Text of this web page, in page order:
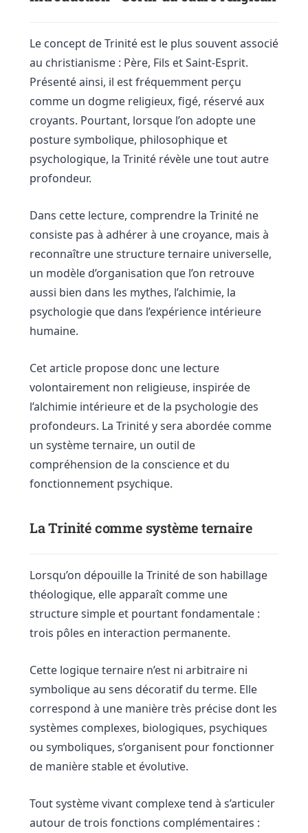
Le concept de Trinité est le plus souvent associé
au christianisme : Père, Fils et Saint-Esprit.
Présenté ainsi, il est fréquemment perçu
comme un dogme religieux, figé, réservé aux
croyants. Pourtant, lorsque l’on adopte une
posture symbolique, philosophique et
psychologique, la Trinité révèle une tout autre
profondeur.
Dans cette lecture, comprendre la Trinité ne
consiste pas à adhérer à une croyance, mais à
reconnaître une structure ternaire universelle,
un modèle d’organisation que l’on retrouve
aussi bien dans les mythes, l’alchimie, la
psychologie que dans l’expérience intérieure
humaine.
Cet article propose donc une lecture
volontairement non religieuse, inspirée de
l’alchimie intérieure et de la psychologie des
profondeurs. La Trinité y sera abordée comme
un système ternaire, un outil de
compréhension de la conscience et du
fonctionnement psychique.
La Trinité comme système ternaire
Lorsqu’on dépouille la Trinité de son habillage
théologique, elle apparaît comme une
structure simple et pourtant fondamentale :
trois pôles en interaction permanente.
Cette logique ternaire n’est ni arbitraire ni
symbolique au sens décoratif du terme. Elle
correspond à une manière très précise dont les
systèmes complexes, biologiques, psychiques
ou symboliques, s’organisent pour fonctionner
de manière stable et évolutive.
Tout système vivant complexe tend à s’articuler
autour de trois fonctions complémentaires :